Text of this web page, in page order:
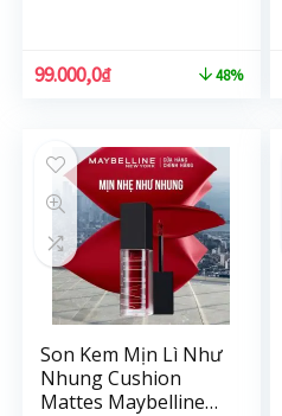
99.000,0₫ 48%
Son Kem Mịn Lì Như
Nhung Cushion
Mattes Maybelline